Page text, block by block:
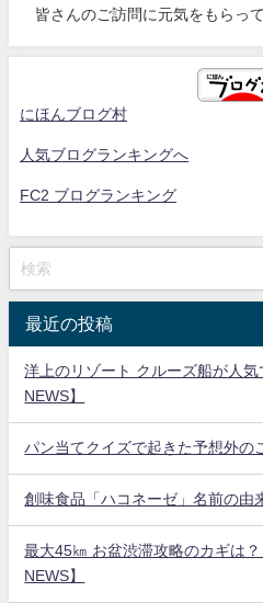
皆さんのご訪問に元気をもらっ
にほんブログ村
人気ブログランキングへ
FC2 ブログランキング
最近の投稿
洋上のリゾート クルーズ船が人気
NEWS】
パン当てクイズで起きた予想外の
創味食品「ハコネーゼ」名前の由
最大45㎞ お盆渋滞攻略のカギは
NEWS】